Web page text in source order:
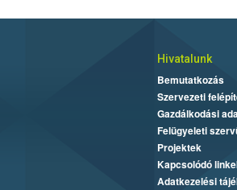
Hivatalunk
Bemutatkozás
Szervezeti
Gazdálkodási
Felügyeleti
Projektek
Kapcsolódó
Adatkezelési